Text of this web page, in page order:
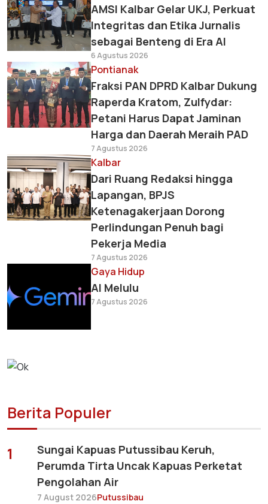
AMSI Kalbar Gelar UKJ, Perkuat
Integritas dan Etika Jurnalis
sebagai Benteng di Era AI
6 Agustus 2026
Pontianak
Fraksi PAN DPRD Kalbar Dukung
Raperda Kratom, Zulfydar:
Petani Harus Dapat Jaminan
Harga dan Daerah Meraih PAD
7 Agustus 2026
Kalbar
Dari Ruang Redaksi hingga
Lapangan, BPJS
Ketenagakerjaan Dorong
Perlindungan Penuh bagi
Pekerja Media
7 Agustus 2026
Gaya Hidup
AI Melulu
7 Agustus 2026
Berita Populer
1
Sungai Kapuas Putussibau Keruh,
Perumda Tirta Uncak Kapuas Perketat
Pengolahan Air
7 August 2026Putussibau